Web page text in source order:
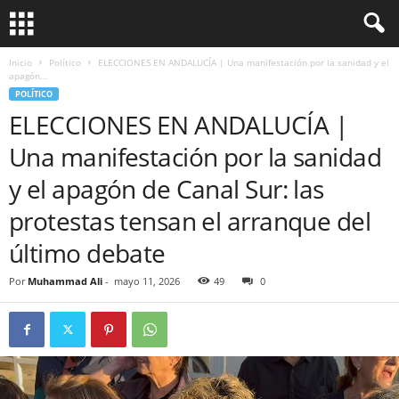
Inicio Político
ELECCIONES EN ANDALUCÍA | Una manifestación por la sanidad y el
apagón...
POLÍTICO
ELECCIONES EN ANDALUCÍA |
Una manifestación por la sanidad
y el apagón de Canal Sur: las
protestas tensan el arranque del
último debate
Por Muhammad Ali - mayo 11, 2026 49 0